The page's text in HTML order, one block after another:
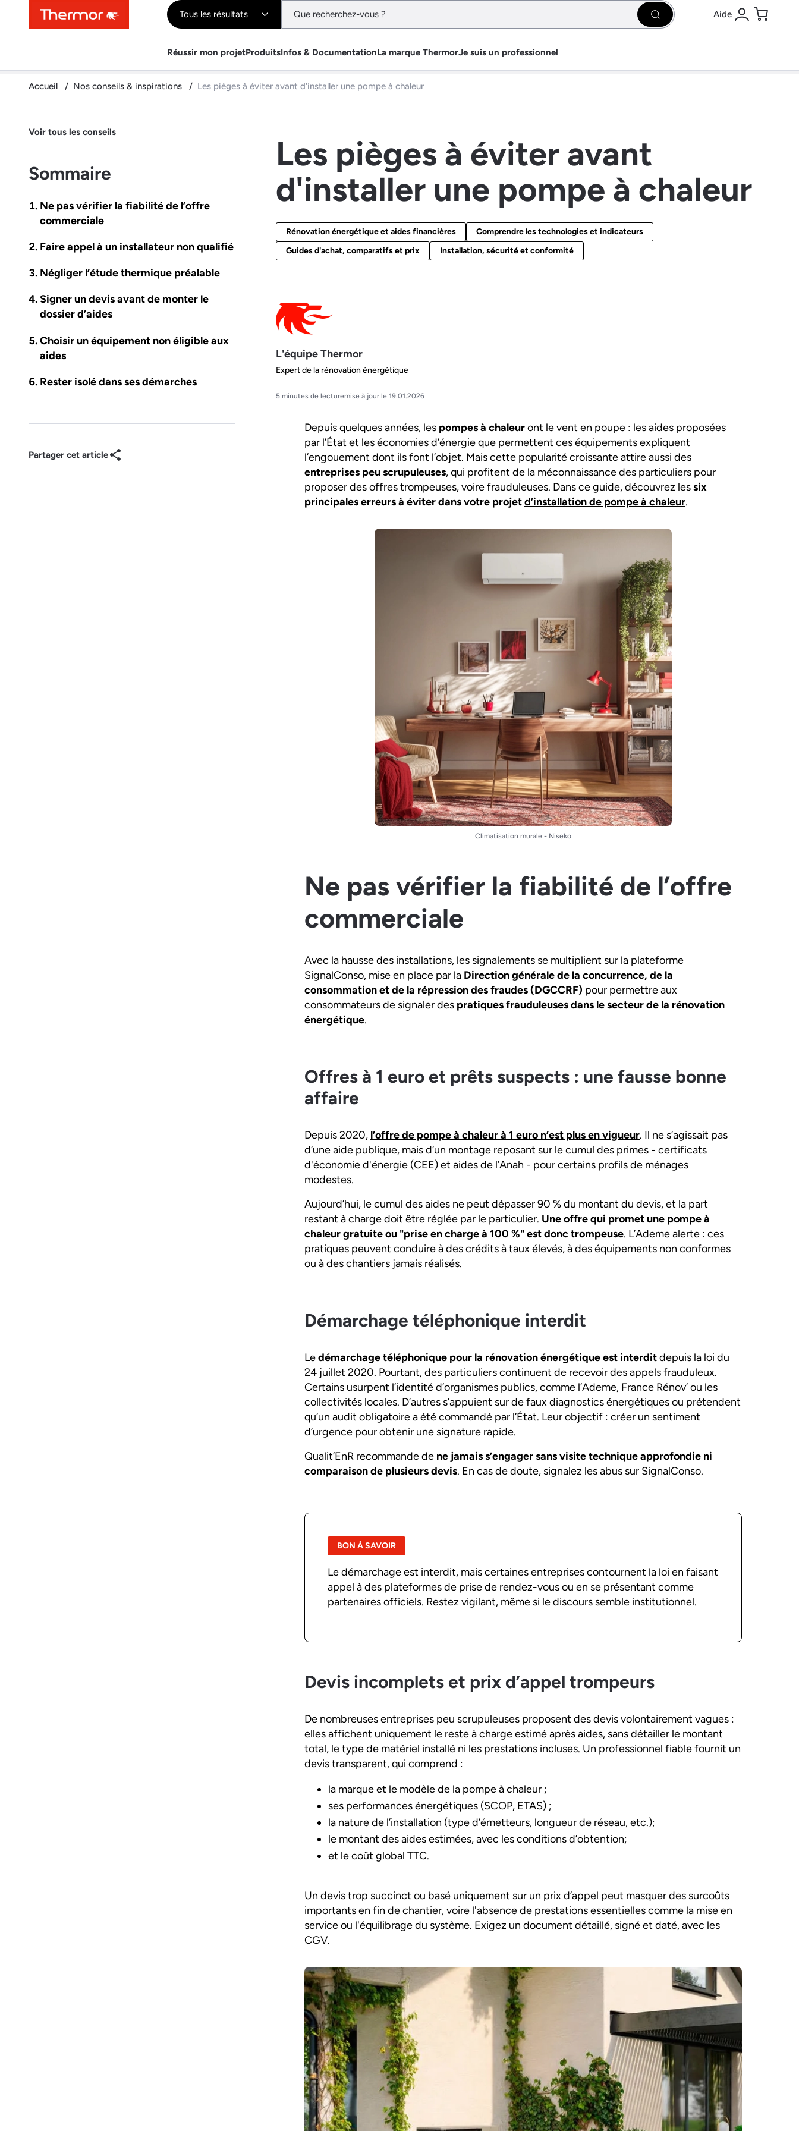
ContenuMenuRecherche Tous les résultats Rechercher Aide
Se connecter
Panier
Réussir mon projetProduitsInfos & DocumentationLa marque ThermorJe suis un professionnel
Accueil Nos conseils & inspirations Les pièges à éviter avant d'installer une pompe à chaleur
Voir tous les conseils
Sommaire
Ne pas vérifier la fiabilité de l’offre
commerciale
Faire appel à un installateur non qualifié
Négliger l’étude thermique préalable
Signer un devis avant de monter le
dossier d’aides
Choisir un équipement non éligible aux
aides
Rester isolé dans ses démarches
Partager cet article
Les pièges à éviter avant
d'installer une pompe à chaleur
Rénovation énergétique et aides financières
Comprendre les technologies et indicateurs
Guides d'achat, comparatifs et prix
Installation, sécurité et conformité
L'équipe Thermor
Expert de la rénovation énergétique
5 minutes de lecturemise à jour le 19.01.2026
Depuis quelques années, les pompes à chaleuront le vent en poupe : les aides proposées
par l’État et les économies d’énergie que permettent ces équipements expliquent
l’engouement dont ils font l’objet. Mais cette popularité croissante attire aussi des
entreprises peu scrupuleuses, qui profitent de la méconnaissance des particuliers pour
proposer des offres trompeuses, voire frauduleuses. Dans ce guide, découvrez lessix
principales erreurs à éviter dans votre projetd’installation de pompe à chaleur.
Climatisation murale - Niseko
Ne pas vérifier la fiabilité de l’offre
commerciale
Avec la hausse des installations, les signalements se multiplient sur la plateforme
SignalConso, mise en place par la Direction générale de la concurrence, de la
consommation et de la répression des fraudes (DGCCRF) pour permettre aux
consommateurs de signaler des pratiques frauduleuses dans le secteur de la rénovation
énergétique.
Offres à 1 euro et prêts suspects : une fausse bonne
affaire
Depuis 2020, l’offre de pompe à chaleur à 1 euro n’est plus en vigueur. Il ne s’agissait pas
d’une aide publique, mais d’un montage reposant sur le cumul des primes - certificats
d'économie d'énergie (CEE) et aides de l’Anah - pour certains profils de ménages
modestes.
Aujourd’hui, le cumul des aides ne peut dépasser 90 % du montant du devis, et la part
restant à charge doit être réglée par le particulier. Une offre qui promet une pompe à
chaleur gratuite ou "prise en charge à 100 %" est donc trompeuse. L’Ademe alerte : ces
pratiques peuvent conduire à des crédits à taux élevés, à des équipements non conformes
ou à des chantiers jamais réalisés.
Démarchage téléphonique interdit
Ledémarchage téléphonique pour la rénovation énergétique est interditdepuis la loi du
24 juillet 2020. Pourtant, des particuliers continuent de recevoir des appels frauduleux.
Certains usurpent l’identité d’organismes publics, comme l’Ademe, France Rénov’ ou les
collectivités locales. D’autres s’appuient sur de faux diagnostics énergétiques ou prétendent
qu’un audit obligatoire a été commandé par l’État. Leur objectif : créer un sentiment
d’urgence pour obtenir une signature rapide.
Qualit’EnR recommande de ne jamais s’engager sans visite technique approfondie ni
comparaison de plusieurs devis. En cas de doute, signalez les abus sur SignalConso.
BON À SAVOIR
Le démarchage est interdit, mais certaines entreprises contournent la loi en faisant
appel à des plateformes de prise de rendez-vous ou en se présentant comme
partenaires officiels. Restez vigilant, même si le discours semble institutionnel.
Devis incomplets et prix d’appel trompeurs
De nombreuses entreprises peu scrupuleuses proposent des devis volontairement vagues :
elles affichent uniquement le reste à charge estimé après aides, sans détailler le montant
total, le type de matériel installé ni les prestations incluses. Un professionnel fiable fournit un
devis transparent, qui comprend :
la marque et le modèle de la pompe à chaleur ;
ses performances énergétiques (SCOP, ETAS) ;
la nature de l’installation (type d’émetteurs, longueur de réseau, etc.);
le montant des aides estimées, avec les conditions d’obtention;
et le coût global TTC.
Un devis trop succinct ou basé uniquement sur un prix d’appel peut masquer des surcoûts
importants en fin de chantier, voire l'absence de prestations essentielles comme la mise en
service ou l'équilibrage du système. Exigez un document détaillé, signé et daté, avec les
CGV.